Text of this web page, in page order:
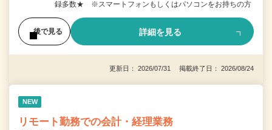
録多数★ ※スマートフォンもしくはパソコンをお持ちの方
後で見る 詳細を見る
更新日： 2026/07/31 掲載終了日： 2026/08/24
NEW
リモート勤務での会計・経理業務